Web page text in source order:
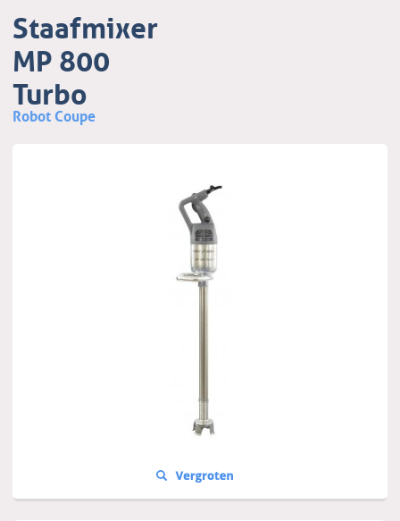
Staafmixer
MP 800
Turbo
Robot Coupe